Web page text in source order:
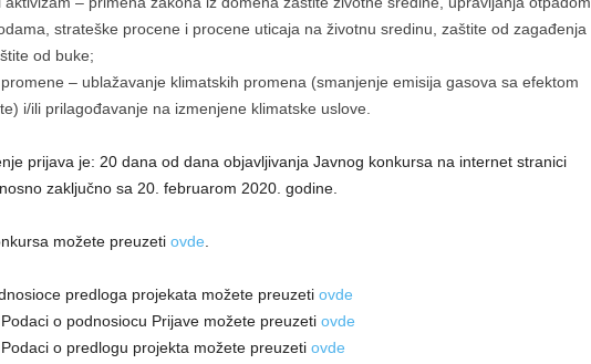
strateške procene i procene uticaja na životnu sredinu, zaštite od zagađenja
od buke;
– ublažavanje klimatskih promena (smanjenje emisija gasova sa efektom
i/ili prilagođavanje na izmenjene klimatske uslove.
prijava je: 20 dana od dana objavljivanja Javnog konkursa na internet stranici
zaključno sa 20. februarom 2020. godine.
možete preuzeti ovde
predloga projekata možete preuzeti ovde
o podnosiocu Prijave možete preuzeti ovde
o predlogu projekta možete preuzeti ovde